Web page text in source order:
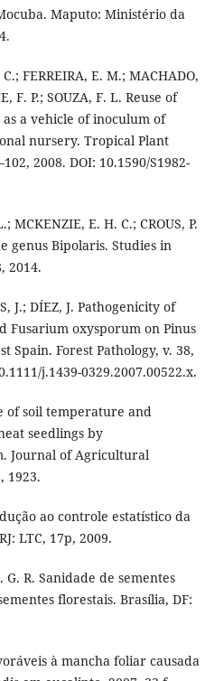
Maputo: Ministério da
FERREIRA, E. M.; MACHADO,
F. P.; SOUZA, F. L. Reuse of
a vehicle of inoculum of
nursery. Tropical Plant
2008. DOI: 10.1590/S1982-
MCKENZIE, E. H. C.; CROUS, P.
genus Bipolaris. Studies in
2014.
J.; DÍEZ, J. Pathogenicity of
Fusarium oxysporum on Pinus
Spain. Forest Pathology, v. 38,
j.1439-0329.2007.00522.x.
of soil temperature and
seedlings by
Journal of Agricultural
1923.
ao controle estatístico da
LTC, 17p, 2009.
G. R. Sanidade de sementes
florestais. Brasília, DF:
à mancha foliar causada